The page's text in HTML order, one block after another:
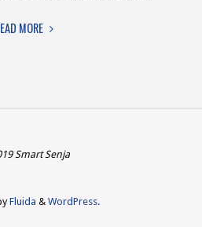
MORE "HVORFOR
Smart Senja
Fluida & WordPress.